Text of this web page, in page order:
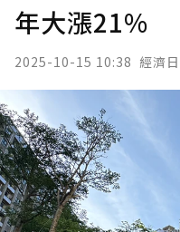
年大漲21%
2025-10-15 10:38 經濟